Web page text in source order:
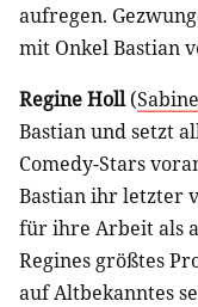
aufregen.
mit Onkel Bastian
Regine Holl(
Bastian und setzt
Comedy-Stars
Bastian ihr letzter
für ihre Arbeit als
Regines größtes
auf Altbekanntes